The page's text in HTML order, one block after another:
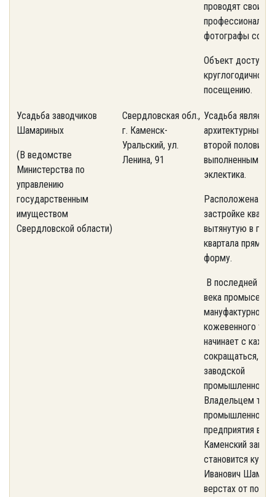
проводят свои
фотографы со
Объект доступен
круглогодичному
посещению.
Усадьба заводчиков
Шамариных
(В ведомстве
Министерства по
управлению
государственным
имуществом
Свердловской области)
Свердловская обл.,
г. Каменск-
Уральский, ул.
Ленина, 91
Усадьба
архитектурным
второй половины
выполненным в
эклектика.
Расположена в
застройке
вытянутую в
квартала
форму.
В последней
века промысел
мануфактурного и
кожевенного
начинает с
сокращаться,
заводской
промышленности.
Владельцем
промышленного
предприятия в
Каменский завод
становится
Иванович
верстах от